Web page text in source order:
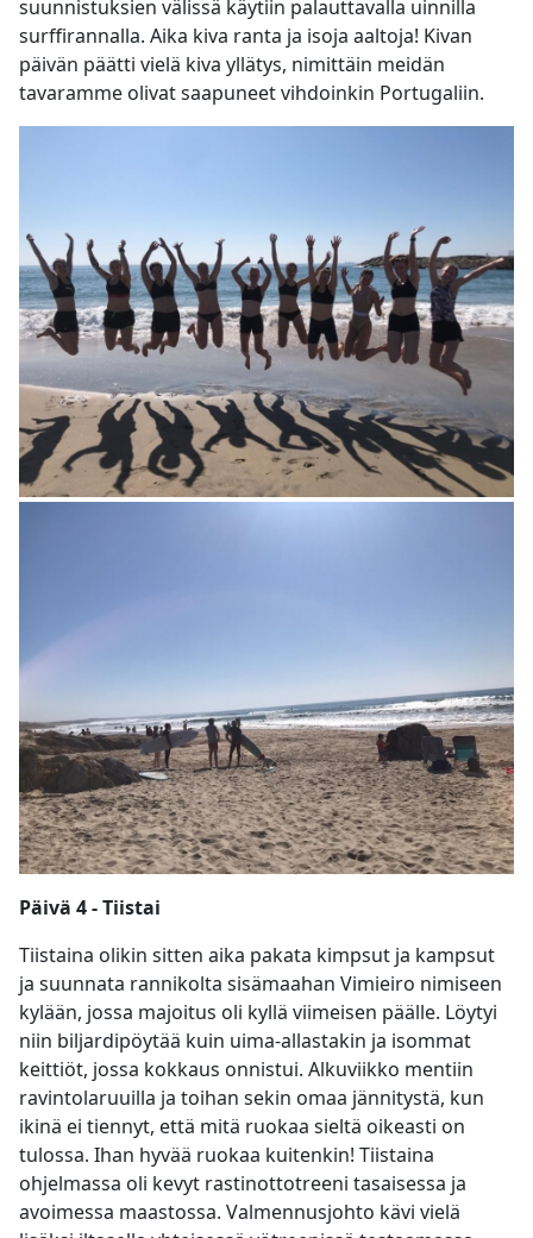
suunnistuksien välissä käytiin palauttavalla uinnilla
surffirannalla. Aika kiva ranta ja isoja aaltoja! Kivan
päivän päätti vielä kiva yllätys, nimittäin meidän
tavaramme olivat saapuneet vihdoinkin Portugaliin.
Päivä 4 - Tiistai
Tiistaina olikin sitten aika pakata kimpsut ja kampsut
ja suunnata rannikolta sisämaahan Vimieiro nimiseen
kylään, jossa majoitus oli kyllä viimeisen päälle. Löytyi
niin biljardipöytää kuin uima-allastakin ja isommat
keittiöt, jossa kokkaus onnistui. Alkuviikko mentiin
ravintolaruuilla ja toihan sekin omaa jännitystä, kun
ikinä ei tiennyt, että mitä ruokaa sieltä oikeasti on
tulossa. Ihan hyvää ruokaa kuitenkin! Tiistaina
ohjelmassa oli kevyt rastinottotreeni tasaisessa ja
avoimessa maastossa. Valmennusjohto kävi vielä